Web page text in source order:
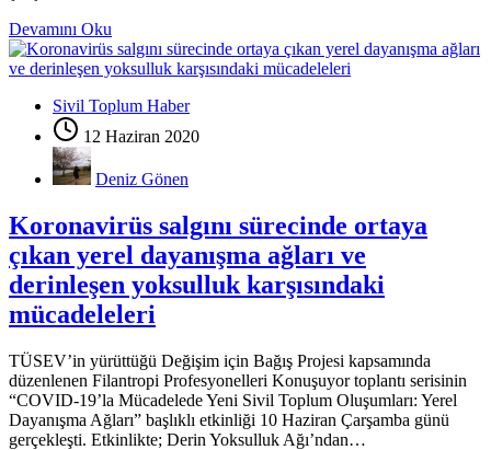
Devamını Oku
Sivil Toplum Haber
12 Haziran 2020
Deniz Gönen
Koronavirüs salgını sürecinde ortaya
çıkan yerel dayanışma ağları ve
derinleşen yoksulluk karşısındaki
mücadeleleri
TÜSEV’in yürüttüğü Değişim için Bağış Projesi kapsamında
düzenlenen Filantropi Profesyonelleri Konuşuyor toplantı serisinin
“COVID-19’la Mücadelede Yeni Sivil Toplum Oluşumları: Yerel
Dayanışma Ağları” başlıklı etkinliği 10 Haziran Çarşamba günü
gerçekleşti. Etkinlikte; Derin Yoksulluk Ağı’ndan…